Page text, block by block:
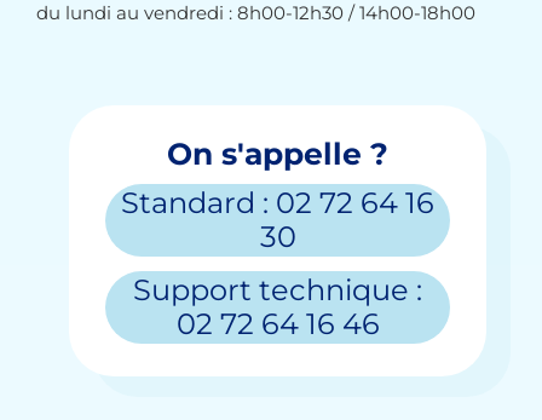
du lundi au vendredi : 8h00-12h30 / 14h00-18h00
On s'appelle ?
Standard : 02 72 64 16
30
Support technique :
02 72 64 16 46